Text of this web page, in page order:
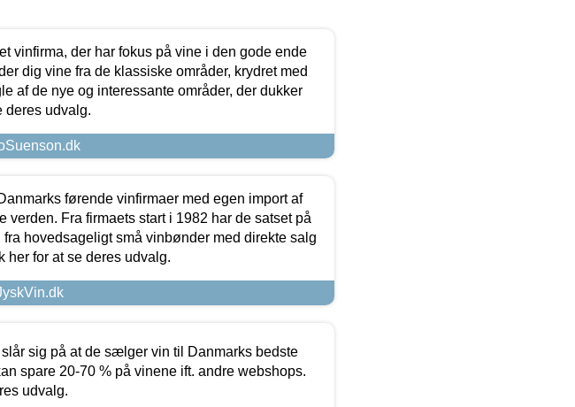
vinfirma, der har fokus på vine i den gode ende
dig vine fra de klassiske områder, krydret med
af de nye og interessante områder, der dukker
deres udvalg.
førende vinfirmaer med egen import af
verden. Fra firmaets start i 1982 har de satset på
fra hovedsageligt små vinbønder med direkte salg
her for at se deres udvalg.
sig på at de sælger vin til Danmarks bedste
spare 20-70 % på vinene ift. andre webshops.
udvalg.